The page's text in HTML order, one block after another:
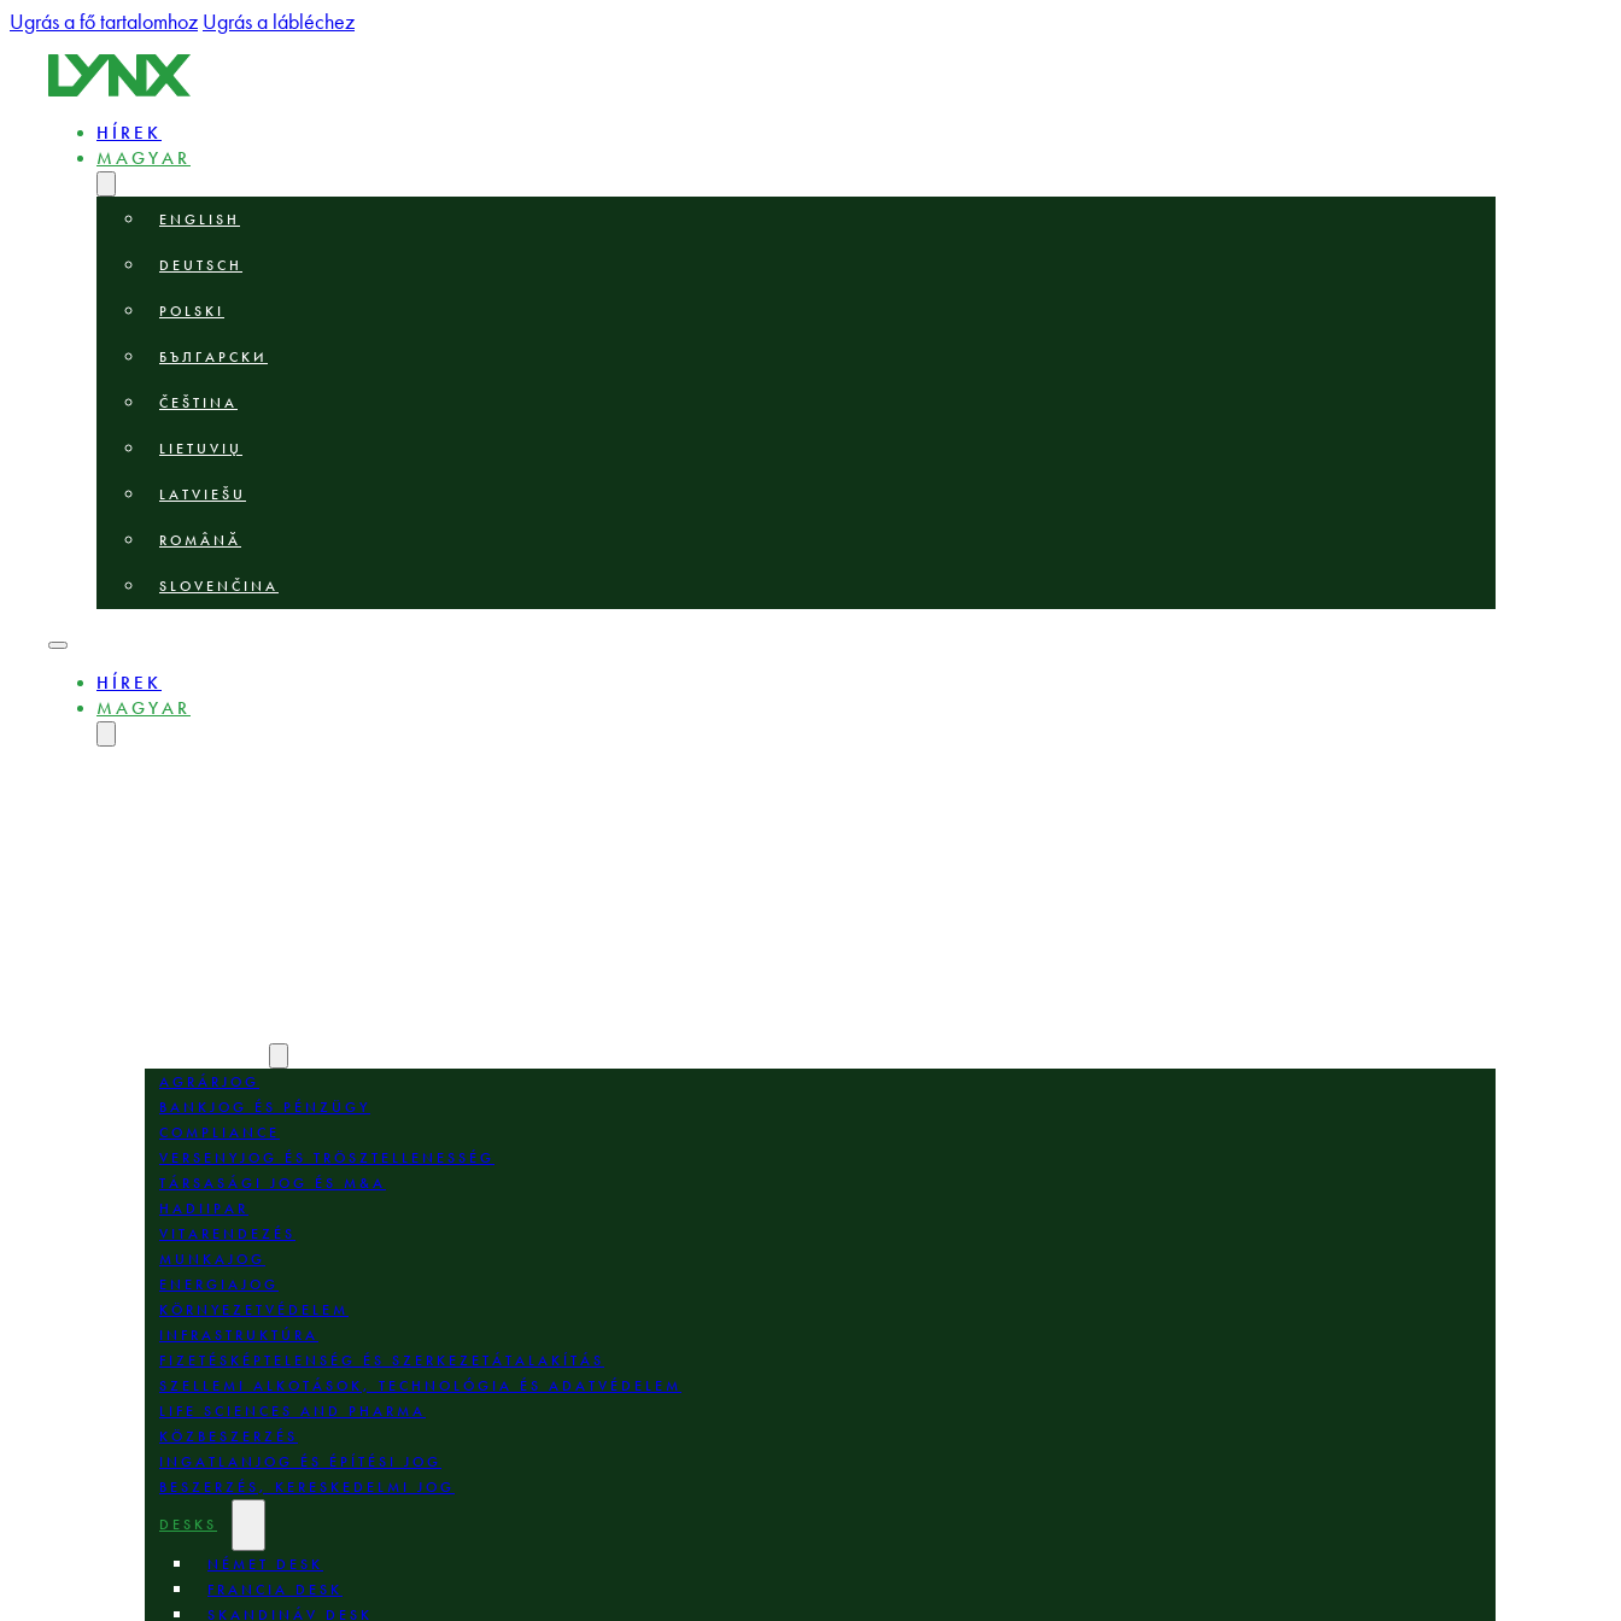
Ugrás a fő tartalomhoz Ugrás a lábléchez
HÍREK
MAGYAR
ENGLISH
DEUTSCH
POLSKI
БЪЛГАРСКИ
ČEŠTINA
LIETUVIŲ
LATVIEŠU
ROMÂNĂ
SLOVENČINA
HÍREK
MAGYAR
AGRÁRJOG
BANKJOG ÉS PÉNZÜGY
COMPLIANCE
VERSENYJOG ÉS TRÖSZTELLENESSÉG
TÁRSASÁGI JOG ÉS M&A
HADIIPAR
VITARENDEZÉS
MUNKAJOG
ENERGIAJOG
KÖRNYEZETVÉDELEM
INFRASTRUKTÚRA
FIZETÉSKÉPTELENSÉG ÉS SZERKEZETÁTALAKÍTÁS
SZELLEMI ALKOTÁSOK, TECHNOLÓGIA ÉS ADATVÉDELEM
LIFE SCIENCES AND PHARMA
KÖZBESZERZÉS
INGATLANJOG ÉS ÉPÍTÉSI JOG
BESZERZÉS, KERESKEDELMI JOG
DESKS
NÉMET DESK
FRANCIA DESK
SKANDINÁV DESK